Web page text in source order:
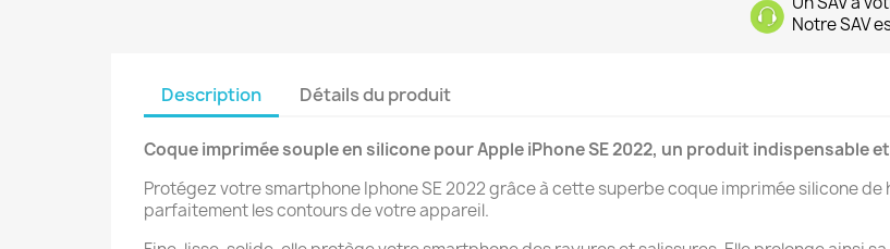
Notre SAV
Description Détails du produit
Coque imprimée souple en silicone pour Apple iPhone SE 2022, un produit indispensable
Protégez votre smartphone Iphone SE 2022 grâce à cette superbe coque imprimée silicone
parfaitement les contours de votre appareil.